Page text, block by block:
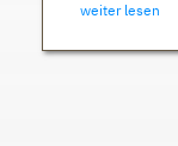
weiter lesen